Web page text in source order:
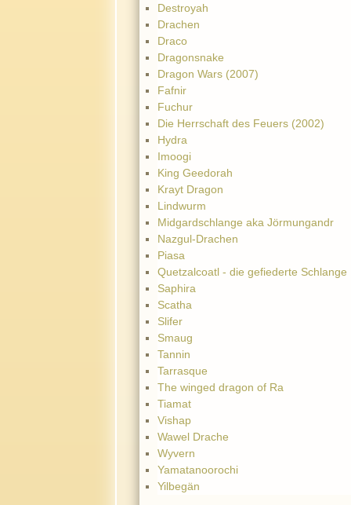
Destroyah
Drachen
Draco
Dragonsnake
Dragon Wars (2007)
Fafnir
Fuchur
Die Herrschaft des Feuers (2002)
Hydra
Imoogi
King Geedorah
Krayt Dragon
Lindwurm
Midgardschlange aka Jörmungandr
Nazgul-Drachen
Piasa
Quetzalcoatl - die gefiederte Schlange
Saphira
Scatha
Slifer
Smaug
Tannin
Tarrasque
The winged dragon of Ra
Tiamat
Vishap
Wawel Drache
Wyvern
Yamatanoorochi
Yilbegän